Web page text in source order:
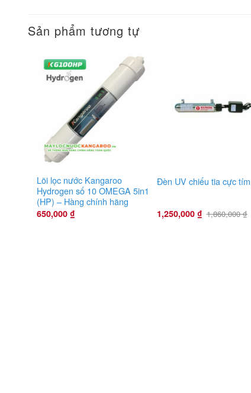
Sản phẩm tương tự
Lõi lọc nước Kangaroo
Hydrogen số 10 OMEGA 5in1
(HP) – Hàng chính hãng
650,000 ₫
Đèn UV chiếu tia cực tím
1,250,000 ₫ 1,860,000₫